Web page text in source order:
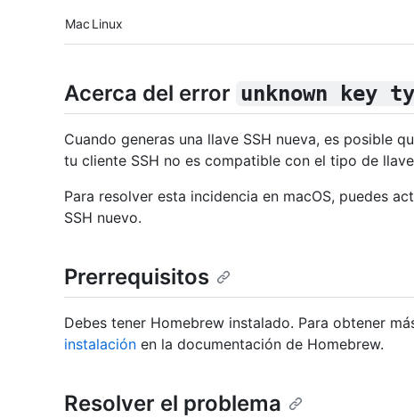
Platform navigation
Mac Linux
Acerca del error unknown key
Cuando generas una llave SSH nueva, es posible
tu cliente SSH no es compatible con el tipo de
Para resolver esta incidencia en macOS, puedes
SSH nuevo.
Prerrequisitos
Debes tener Homebrew instalado. Para obtener
instalación en la documentación de Homebrew.
Resolver el problema